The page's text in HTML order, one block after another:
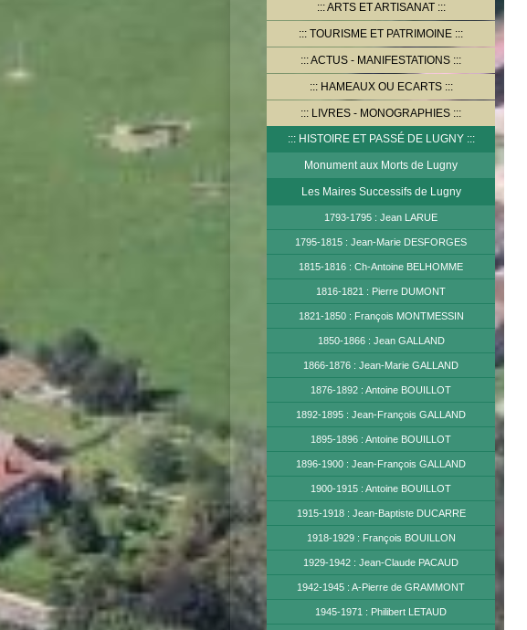
ARTS ET ARTISANAT
TOURISME ET PATRIMOINE
ACTUS - MANIFESTATIONS
HAMEAUX OU ECARTS
LIVRES - MONOGRAPHIES
HISTOIRE ET PASSÉ DE LUGNY
Monument aux Morts de Lugny
Les Maires Successifs de Lugny
1793-1795 : Jean LARUE
1795-1815 : Jean-Marie DESFORGES
1815-1816 : Ch-Antoine BELHOMME
1816-1821 : Pierre DUMONT
1821-1850 : François MONTMESSIN
1850-1866 : Jean GALLAND
1866-1876 : Jean-Marie GALLAND
1876-1892 : Antoine BOUILLOT
1892-1895 : Jean-François GALLAND
1895-1896 : Antoine BOUILLOT
1896-1900 : Jean-François GALLAND
1900-1915 : Antoine BOUILLOT
1915-1918 : Jean-Baptiste DUCARRE
1918-1929 : François BOUILLON
1929-1942 : Jean-Claude PACAUD
1942-1945 : A-Pierre de GRAMMONT
1945-1971 : Philibert LETAUD